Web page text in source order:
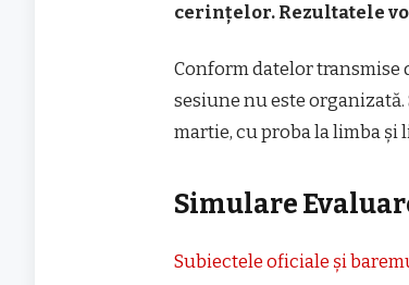
cerințelor. Rezultatele
Conform datelor transmise
sesiune nu este
martie, cu proba la limba și
Simulare
Subiectele oficiale și